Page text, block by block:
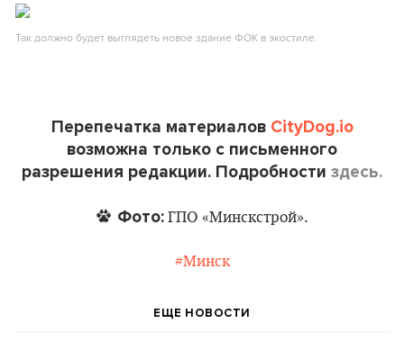
Так должно будет выглядеть новое здание ФОК в экостиле.
Перепечатка материалов CityDog.io
возможна только с письменного
разрешения редакции. Подробности здесь.
Фото:ГПО «Минскстрой».
#Минск
ЕЩЕ НОВОСТИ